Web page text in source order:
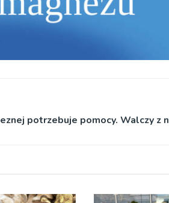
potrzebuje pomocy. Walczy z